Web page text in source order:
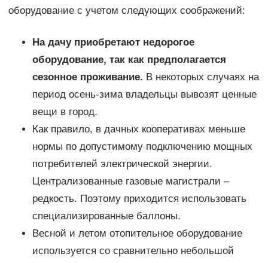
оборудование с учетом следующих соображений:
На дачу приобретают недорогое
оборудование, так как предполагается
сезонное проживание. В некоторых случаях на
период осень-зима владельцы вывозят ценные
вещи в город.
Как правило, в дачных кооперативах меньше
нормы по допустимому подключению мощных
потребителей электрической энергии.
Централизованные газовые магистрали –
редкость. Поэтому приходится использовать
специализированные баллоны.
Весной и летом отопительное оборудование
используется со сравнительно небольшой